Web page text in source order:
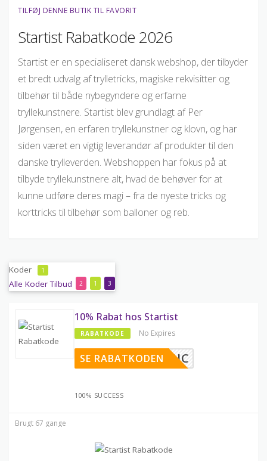
TILFØJ DENNE BUTIK TIL FAVORIT
Startist Rabatkode 2026
Startist er en specialiseret dansk webshop, der tilbyder
et bredt udvalg af trylletricks, magiske rekvisitter og
tilbehør til både nybegyndere og erfarne
tryllekunstnere. Startist blev grundlagt af Per
Jørgensen, en erfaren tryllekunstner og klovn, og har
siden været en vigtig leverandør af produkter til den
danske trylleverden. Webshoppen har fokus på at
tilbyde tryllekunstnere alt, hvad de behøver for at
kunne udføre deres magi – fra de nyeste tricks og
korttricks til tilbehør som balloner og reb.
Koder 1
Alle 3
Koder 1
Tilbud 2
10% Rabat hos Startist
RABATKODE No Expires
HE MAGIC
SE RABATKODEN
100% SUCCESS
Brugt 67 gange